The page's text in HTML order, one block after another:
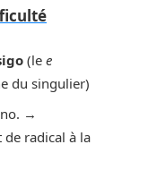
(le e
du singulier)
→
de radical à la